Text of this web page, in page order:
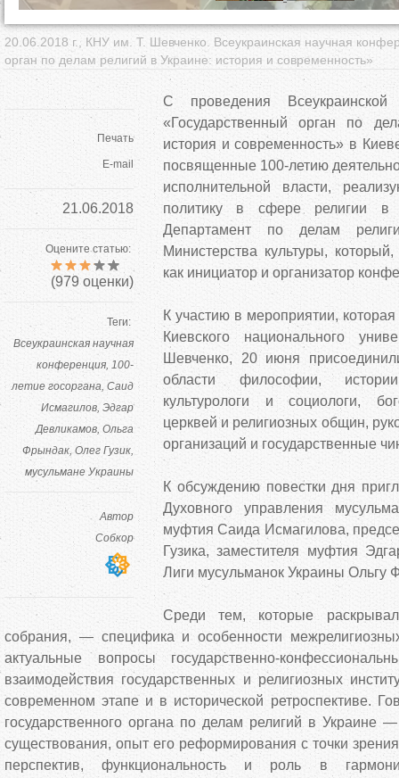
20.06.2018 г., КНУ им. Т. Шевченко. Всеукраинская научная
орган по делам религий в Украине: история и современность»
Печать
E-mail
21.06.2018
Оцените статью:
(979оценки)
Теги:
Всеукраинская научная
конференция 100-
летие госоргана Саид
Исмагилов Эдгар
Девликамов Ольга
Фрындак Олег Гузик
мусульмане Украины
Автор
Собкор
С проведения Всеукраинской
«Государственный орган по
история и современность» в
посвященные 100-летию
исполнительной власти,
политику в сфере религии в
Департамент по делам
Министерства культуры,
как инициатор и организатор
К участию в мероприятии,
Киевского национального
Шевченко, 20 июня
области философии,
культурологи и социологи,
церквей и религиозных общин,
организаций и государственные
К обсуждению повестки дня
Духовного управления
муфтия Саида Исмагилова,
Гузика, заместителя муфтия
Лиги мусульманок Украины Ольгу
Среди тем, которые
собрания, — специфика и особенности
актуальные вопросы государственно-
взаимодействия государственных и религиозных
современном этапе и в исторической ретроспективе.
государственного органа по делам религий в
существования, опыт его реформирования с точки
перспектив, функциональность и роль в